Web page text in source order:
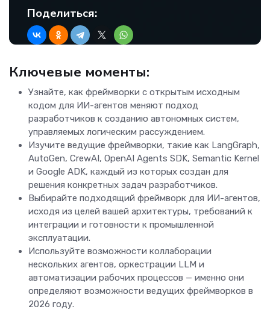
Поделиться:
Ключевые моменты:
Узнайте, как фреймворки с открытым исходным
кодом для ИИ-агентов меняют подход
разработчиков к созданию автономных систем,
управляемых логическим рассуждением.
Изучите ведущие фреймворки, такие как LangGraph,
AutoGen, CrewAI, OpenAI Agents SDK, Semantic Kernel
и Google ADK, каждый из которых создан для
решения конкретных задач разработчиков.
Выбирайте подходящий фреймворк для ИИ-агентов,
исходя из целей вашей архитектуры, требований к
интеграции и готовности к промышленной
эксплуатации.
Используйте возможности коллаборации
нескольких агентов, оркестрации LLM и
автоматизации рабочих процессов — именно они
определяют возможности ведущих фреймворков в
2026 году.